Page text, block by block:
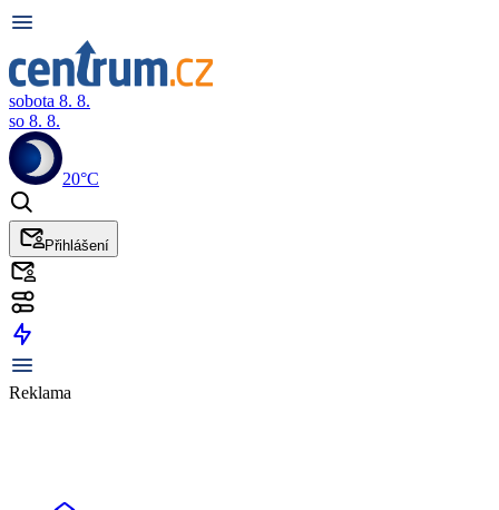
sobota 8. 8.
so 8. 8.
20°C
Přihlášení
Reklama